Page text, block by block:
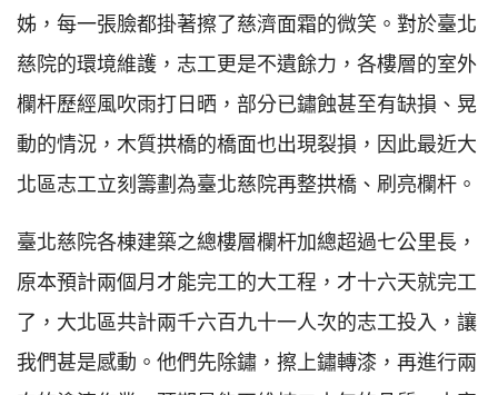
姊，每一張臉都掛著擦了慈濟面霜的微笑。對於臺北
慈院的環境維護，志工更是不遺餘力，各樓層的室外
欄杆歷經風吹雨打日晒，部分已鏽蝕甚至有缺損、晃
動的情況，木質拱橋的橋面也出現裂損，因此最近大
北區志工立刻籌劃為臺北慈院再整拱橋、刷亮欄杆。
臺北慈院各棟建築之總樓層欄杆加總超過七公里長，
原本預計兩個月才能完工的大工程，才十六天就完工
了，大北區共計兩千六百九十一人次的志工投入，讓
我們甚是感動。他們先除鏽，擦上鏽轉漆，再進行兩